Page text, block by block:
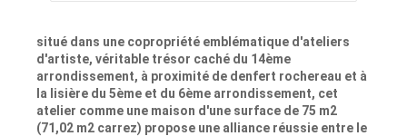
situé dans une copropriété emblématique d'ateliers
d'artiste, véritable trésor caché du 14ème
arrondissement, à proximité de denfert rochereau et à
la lisière du 5ème et du 6ème arrondissement, cet
atelier comme une maison d'une surface de 75 m2
(71,02 m2 carrez) propose une alliance réussie entre le